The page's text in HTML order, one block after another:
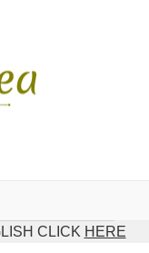
CLICK HERE